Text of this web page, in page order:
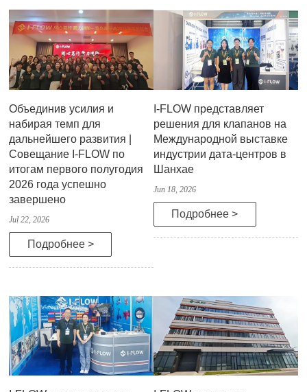
Объединив усилия и
набирая темп для
дальнейшего развития |
Совещание I-FLOW по
итогам первого полугодия
2026 года успешно
завершено
Jul 22, 2026
Подробнее >
I-FLOW представляет
решения для клапанов на
Международной выставке
индустрии дата-центров в
Шанхае
Jun 18, 2026
Подробнее >